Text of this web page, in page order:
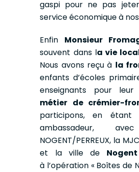
gaspi pour ne pas
service économique à
Enfin Monsieur
souvent dans la vie
Nous avons reçu à la
enfants d’écoles
enseignants pour
métier de crémier-
participons, en étant
ambassadeur,
NOGENT/PERREUX, la
et la ville de
à l’opération « Boîtes de